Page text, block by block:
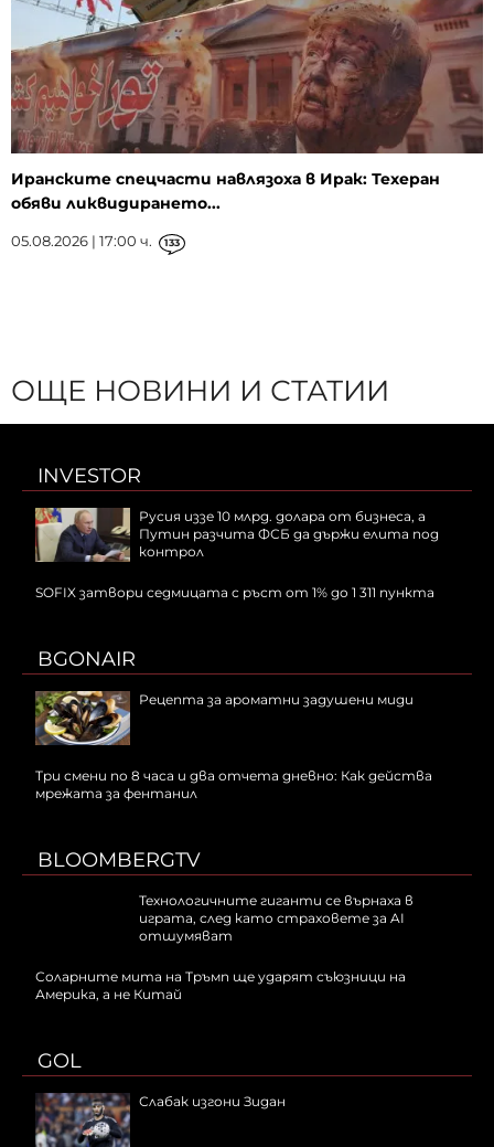
Иранските спецчасти навлязоха в Ирак: Техеран
обяви ликвидирането...
05.08.2026 | 17:00 ч. 133
ОЩЕ НОВИНИ И СТАТИИ
INVESTOR
Русия иззе 10 млрд. долара от бизнеса, а
Путин разчита ФСБ да държи елита под
контрол
SOFIX затвори седмицата с ръст от 1% до 1 311 пункта
BGONAIR
Рецепта за ароматни задушени миди
Три смени по 8 часа и два отчета дневно: Как действа
мрежата за фентанил
BLOOMBERGTV
Технологичните гиганти се върнаха в
играта, след като страховете за AI
отшумяват
Соларните мита на Тръмп ще ударят съюзници на
Америка, а не Китай
GOL
Слабак изгони Зидан